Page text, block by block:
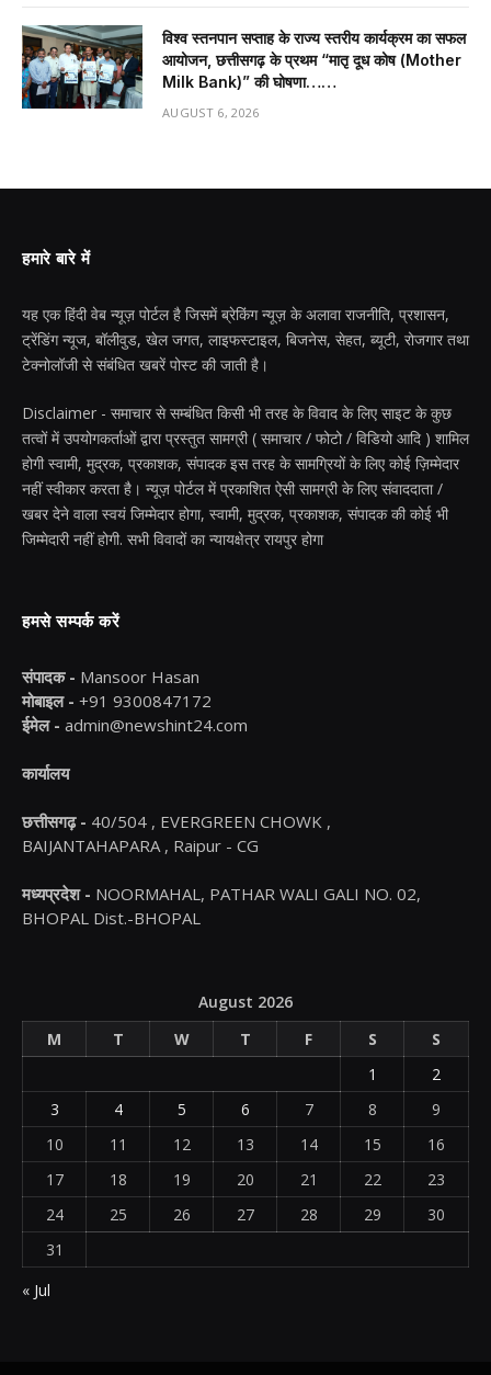
विश्व स्तनपान सप्ताह के राज्य स्तरीय कार्यक्रम का सफल
आयोजन, छत्तीसगढ़ के प्रथम “मातृ दूध कोष (Mother
Milk Bank)” की घोषणा……
AUGUST 6, 2026
हमारे बारे में
यह एक हिंदी वेब न्यूज़ पोर्टल है जिसमें ब्रेकिंग न्यूज़ के अलावा राजनीति, प्रशासन,
ट्रेंडिंग न्यूज, बॉलीवुड, खेल जगत, लाइफस्टाइल, बिजनेस, सेहत, ब्यूटी, रोजगार तथा
टेक्नोलॉजी से संबंधित खबरें पोस्ट की जाती है।
Disclaimer - समाचार से सम्बंधित किसी भी तरह के विवाद के लिए साइट के कुछ
तत्वों में उपयोगकर्ताओं द्वारा प्रस्तुत सामग्री ( समाचार / फोटो / विडियो आदि ) शामिल
होगी स्वामी, मुद्रक, प्रकाशक, संपादक इस तरह के सामग्रियों के लिए कोई ज़िम्मेदार
नहीं स्वीकार करता है। न्यूज़ पोर्टल में प्रकाशित ऐसी सामग्री के लिए संवाददाता /
खबर देने वाला स्वयं जिम्मेदार होगा, स्वामी, मुद्रक, प्रकाशक, संपादक की कोई भी
जिम्मेदारी नहीं होगी. सभी विवादों का न्यायक्षेत्र रायपुर होगा
हमसे सम्पर्क करें
संपादक - Mansoor Hasan
मोबाइल - +91 9300847172
ईमेल - admin@newshint24.com
कार्यालय
छत्तीसगढ़ - 40/504 , EVERGREEN CHOWK ,
BAIJANTAHAPARA , Raipur - CG
मध्यप्रदेश - NOORMAHAL, PATHAR WALI GALI NO. 02,
BHOPAL Dist.-BHOPAL
August 2026
M
T W T F S
S
1
2
3
4 5 6 7 8
9
10
11 12 13 14 15
16
17
18 19 20 21 22
23
24
25 26 27 28 29
30
31
« Jul